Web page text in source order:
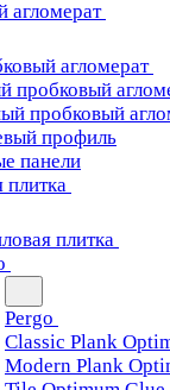
агломерат
агломерат
пробковый
пробковый
профиль
панели
плитка
плитка
Pergo
Classic Plank
Modern Plank